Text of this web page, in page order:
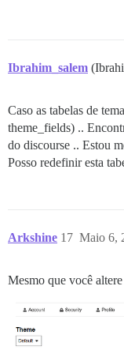
Ibrahim_salem
Caso as tabelas de
theme_fields) ..
do discourse .. Estou
Posso redefinir esta
Arkshine Maio 6,
17
Mesmo que você